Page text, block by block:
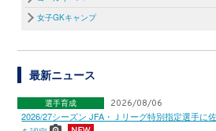
女子GKキャンプ
最新ニュース
選手育成 2026/08/06
2026/27シーズン JFA・Ｊリーグ特別指定選手に